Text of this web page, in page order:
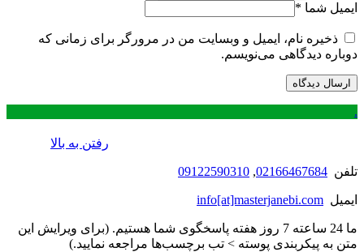
ایمیل شما *
ذخیره نام، ایمیل و وبسایت من در مرورگر برای زمانی که
دوباره دیدگاهی می‌نویسم.
.
رفتن به بالا
تلفن 02166467684
,
09122590310
ایمیل info[at]masterjanebi.com
ما 24 ساعته 7 روز هفته پاسخگوی شما هستیم. (برای ویرایش این
متن به پیکربندی پوسته > تب برچسب‌ها مراجعه نمایید.)